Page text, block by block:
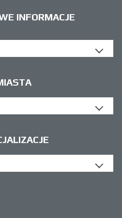
INFORMACJE